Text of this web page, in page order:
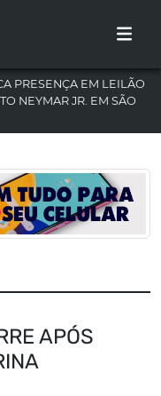
PRESENÇA EM LEILÃO
NEYMAR JR. EM SÃO
APÓS